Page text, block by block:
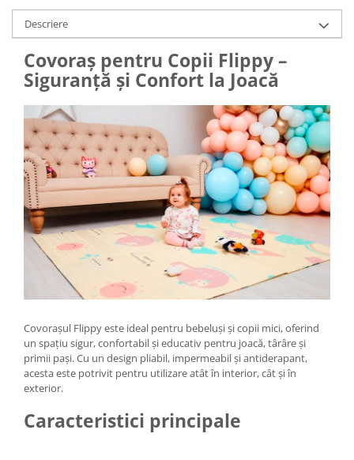
Motocoase, Trimmere si Masini de
tuns gazon
Trimmere electrice
Masini de tuns gazon pe benzina
Tractoraș de tuns gazonul
Zootehnie
Incubatoare, oparitoare si
deplumatoare
Echipamente pentru animale
Aparate de tuns animale
Piese si accesorii aparate de tuns
animale
Tarcuri animale
Semanatori
Roabe & accesorii
Casute gradina si cutii depozitare
Mobilier gradina
Corturi, Prelate si plase de
umbrire
Descriere
Covoraș pentru Copii Flippy –
Siguranță și Confort la Joacă
Covorașul Flippy este ideal pentru bebeluși și copii mici, oferind
un spațiu sigur, confortabil și educativ pentru joacă, târâre și
primii pași. Cu un design pliabil, impermeabil și antiderapant,
acesta este potrivit pentru utilizare atât în interior, cât și în
exterior.
Caracteristici principale